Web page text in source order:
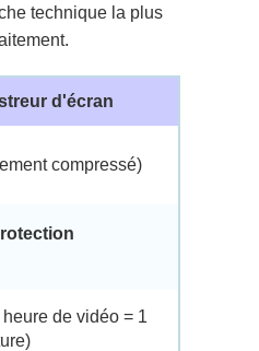
technique la plus
d'écran
compressé)
de vidéo = 1